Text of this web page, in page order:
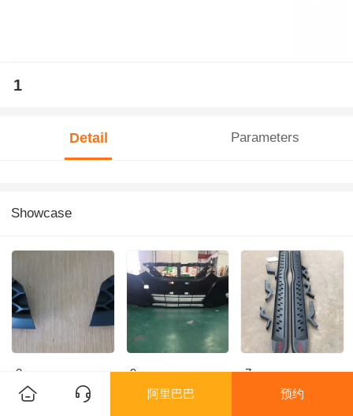
1
Detail Parameters
Showcase
3 9
7
阿里巴巴
预约